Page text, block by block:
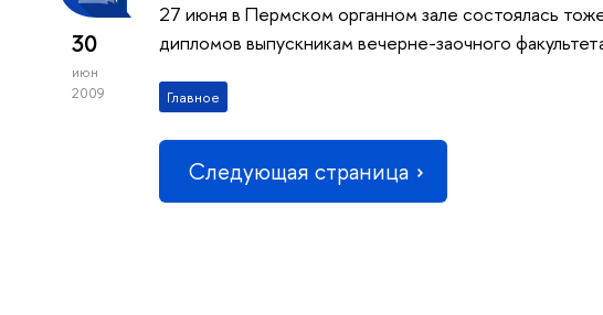
30
июн
2009
27 июня в Пермском органном зале состоялась
дипломов выпускникам вечерне-заочного
Главное
Следующая страница